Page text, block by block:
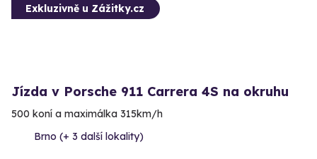
Exkluzivně u Zážitky.cz
Jízda v Porsche 911 Carrera 4S na okruhu
500 koní a maximálka 315km/h
Brno (+ 3 další lokality)